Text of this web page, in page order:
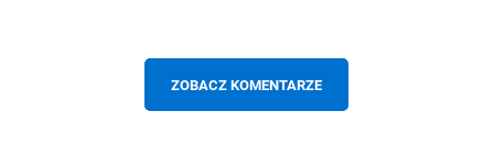
ZOBACZ KOMENTARZE